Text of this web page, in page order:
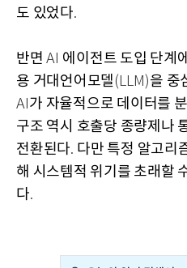
도 있었다.
반면AI 에이전트 도입 단계
용 거대언어모델 (LLM)을 중
AI 가 자율적으로 데이터를
구조 역시 호출당 종량제나
전환된다. 다만 특정 알고리
해 시스템적 위기를 초래할
다.